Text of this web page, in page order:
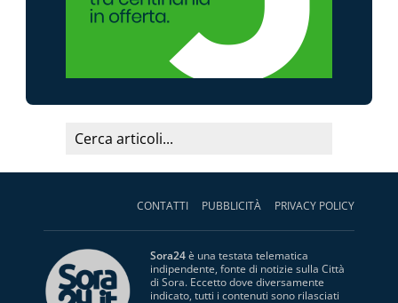
CONTATTI PUBBLICITÀ PRIVACY POLICY
Sora24è una testata telematica
indipendente, fonte di notizie sulla Città
di Sora. Eccetto dove diversamente
indicato, tutti i contenuti sono rilasciati